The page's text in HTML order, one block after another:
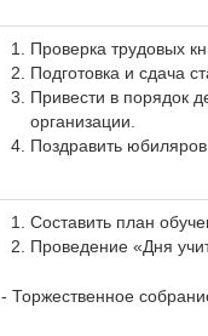
Проверка трудовых
Подготовка и сдача
Привести в порядок
организации.
Поздравить юбиляров.
Составить план
Проведение «Дня
- Торжественное